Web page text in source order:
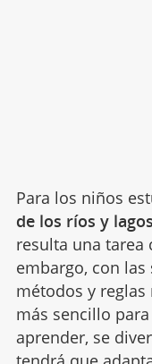
Para los niños
de los ríos y
resulta una tarea
embargo, con
métodos y
más sencillo
aprender, se